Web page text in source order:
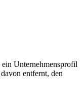
Unternehmensprofil
entfernt, den